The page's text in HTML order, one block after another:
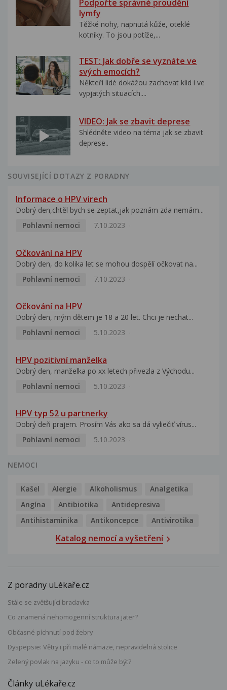
Podpořte správné proudění
lymfy
Těžké nohy, napnutá kůže, oteklé
kotníky. To jsou potíže,...
TEST: Jak dobře se vyznáte ve
svých emocích?
Někteří lidé dokážou zachovat klid i ve
vypjatých situacích....
VIDEO: Jak se zbavit deprese
Shlédněte video na téma jak se zbavit
deprese..
SOUVISEJÍCÍ DOTAZY Z PORADNY
Informace o HPV virech
Dobrý den,chtěl bych se zeptat,jak poznám zda nemám...
Pohlavní nemoci
7.10.2023
Očkování na HPV
Dobrý den, do kolika let se mohou dospělí očkovat na...
Pohlavní nemoci
7.10.2023
Očkování na HPV
Dobrý den, mým dětem je 18 a 20 let. Chci je nechat...
Pohlavní nemoci
5.10.2023
HPV pozitivní manželka
Dobrý den, manželka po xx letech přivezla z Východu...
Pohlavní nemoci
5.10.2023
HPV typ 52 u partnerky
Dobrý deň prajem. Prosím Vás ako sa dá vyliečiť vírus...
Pohlavní nemoci
5.10.2023
NEMOCI
Kašel Alergie Alkoholismus
Analgetika
Angína
Antibiotika
Antidepresiva
Antihistaminika
Antikoncepce Antivirotika
Katalog nemocí a vyšetření
Z poradny uLékaře.cz
Stále se zvětšující bradavka
Co znamená nehomogenní struktura jater?
Občasné píchnutí pod žebry
Dyspepsie: Větry i při malé námaze, nepravidelná stolice
Zelený povlak na jazyku - co to může být?
Články uLékaře.cz